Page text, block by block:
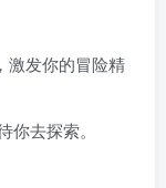
激发你的冒险精
去探索。